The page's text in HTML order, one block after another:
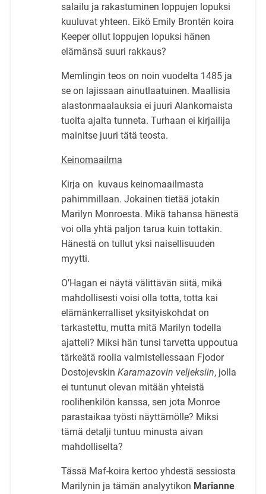
salailu ja rakastuminen loppujen lopuksi
kuuluvat yhteen. Eikö Emily Brontën koira
Keeper ollut loppujen lopuksi hänen
elämänsä suuri rakkaus?
Memlingin teos on noin vuodelta 1485 ja
se on lajissaan ainutlaatuinen. Maallisia
alastonmaalauksia ei juuri Alankomaista
tuolta ajalta tunneta. Turhaan ei kirjailija
mainitse juuri tätä teosta.
Keinomaailma
Kirja on kuvaus keinomaailmasta
pahimmillaan. Jokainen tietää jotakin
Marilyn Monroesta. Mikä tahansa hänestä
voi olla yhtä paljon tarua kuin tottakin.
Hänestä on tullut yksi naisellisuuden
myytti.
O’Hagan ei näytä välittävän siitä, mikä
mahdollisesti voisi olla totta, totta kai
elämänkerralliset yksityiskohdat on
tarkastettu, mutta mitä Marilyn todella
ajatteli? Miksi hän tunsi tarvetta uppoutua
tärkeätä roolia valmistellessaan Fjodor
Dostojevskin Karamazovin veljeksiin, jolla
ei tuntunut olevan mitään yhteistä
roolihenkilön kanssa, sen jota Monroe
parastaikaa työsti näyttämölle? Miksi
tämä detalji tuntuu minusta aivan
mahdolliselta?
Tässä Maf-koira kertoo yhdestä sessiosta
Marilynin ja tämän analyytikon Marianne